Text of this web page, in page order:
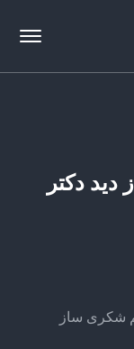
دکتر
شکری ساز